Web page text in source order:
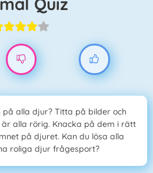
på alla djur? Titta på bilder och
alla rörig. Knacka på dem i rätt
på djuret. Kan du lösa alla
roliga djur frågesport?